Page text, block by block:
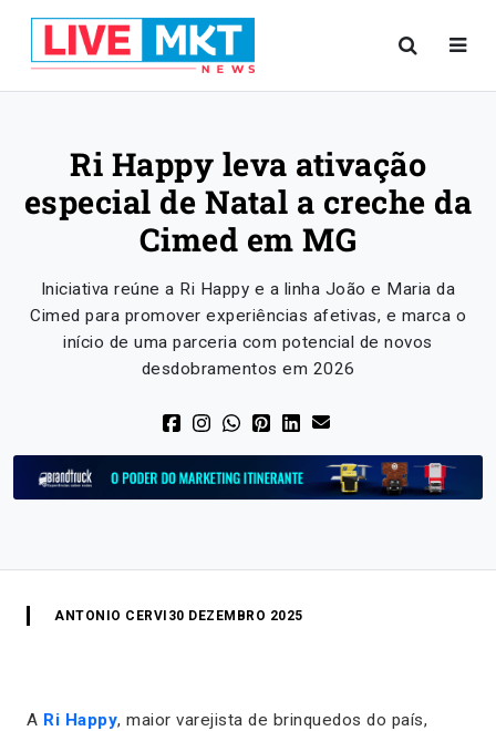
Ri Happy leva ativação
especial de Natal a creche da
Cimed em MG
Iniciativa reúne a Ri Happy e a linha João e Maria da
Cimed para promover experiências afetivas, e marca o
início de uma parceria com potencial de novos
desdobramentos em 2026
ANTONIO CERVI 30 DEZEMBRO 2025
A Ri Happy, maior varejista de brinquedos do país,